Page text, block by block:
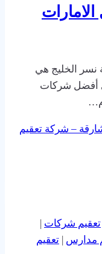
نسر الخليج هي
أفضل شركات
– شركة تعقيم
تعقيم شركات |
مدارس | تعقيم